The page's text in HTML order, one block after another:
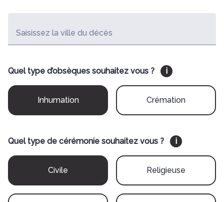
Saisissez la ville du décès
Quel type d’obsèques souhaitez vous ? i
Inhumation Crémation
Quel type de cérémonie souhaitez vous ? i
Civile Religieuse